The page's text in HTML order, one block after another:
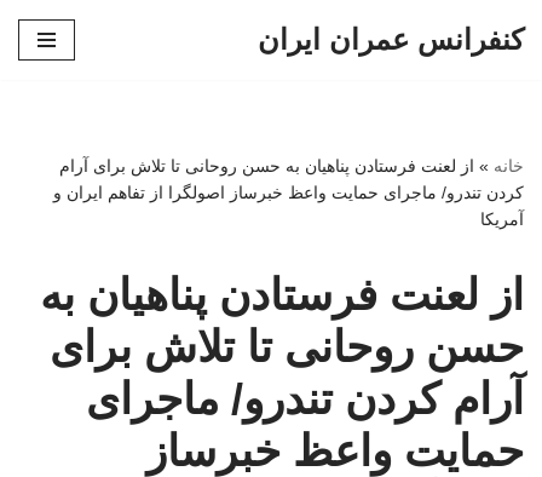
کنفرانس عمران ایران
خانه » از لعنت فرستادن پناهیان به حسن روحانی تا تلاش برای آرام
کردن تندرو/ ماجرای حمایت واعظ خبرساز اصولگرا از تفاهم ایران و
آمریکا
از لعنت فرستادن پناهیان به
حسن روحانی تا تلاش برای
آرام کردن تندرو/ ماجرای
حمایت واعظ خبرساز